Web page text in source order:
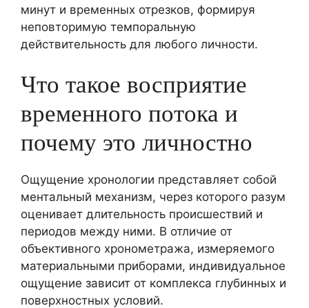
минут и временных отрезков, формируя
неповторимую темпоральную
действительность для любого личности.
Что такое восприятие
временного потока и
почему это личностно
Ощущение хронологии представляет собой
ментальный механизм, через которого разум
оценивает длительность происшествий и
периодов между ними. В отличие от
объективного хронометража, измеряемого
материальными приборами, индивидуальное
ощущение зависит от комплекса глубинных и
поверхностных условий.